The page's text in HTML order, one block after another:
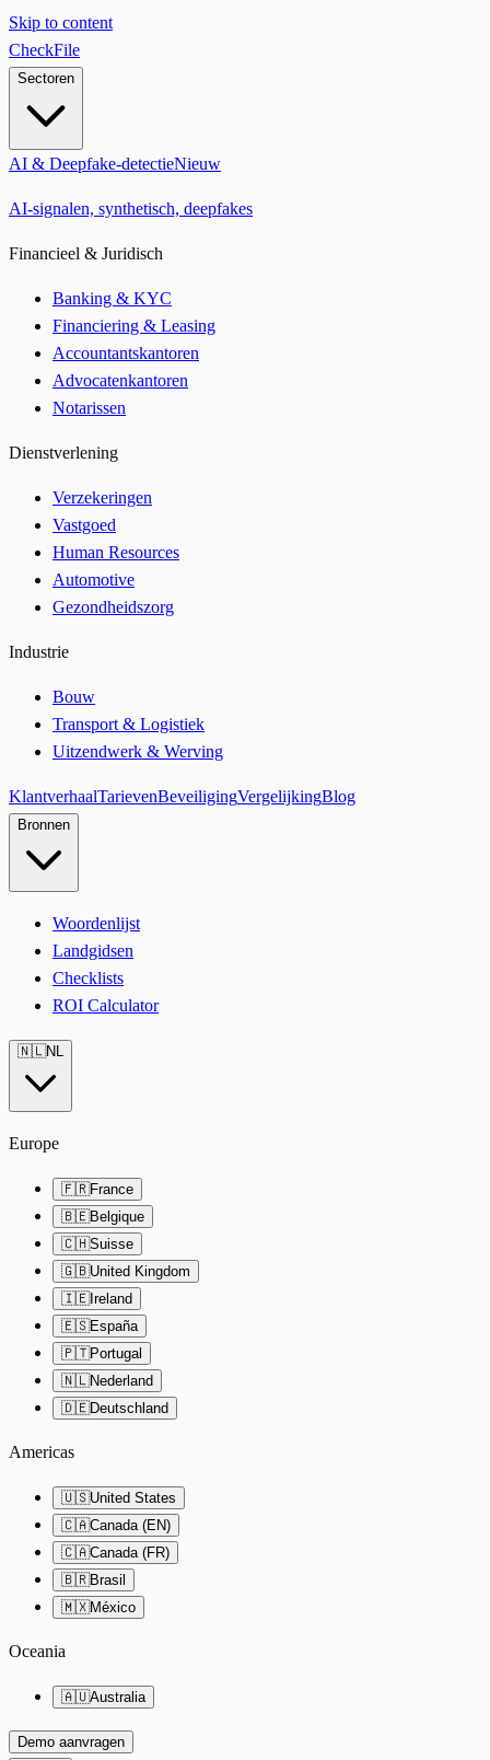
Skip to content
CheckFile
Sectoren
AI & Deepfake-detectieNieuw
AI-signalen, synthetisch, deepfakes
Financieel & Juridisch
Banking & KYC
Financiering & Leasing
Accountantskantoren
Advocatenkantoren
Notarissen
Dienstverlening
Verzekeringen
Vastgoed
Human Resources
Automotive
Gezondheidszorg
Industrie
Bouw
Transport & Logistiek
Uitzendwerk & Werving
KlantverhaalTarievenBeveiligingVergelijkingBlog
Bronnen
Woordenlijst
Landgidsen
Checklists
ROI Calculator
🇳🇱NL
Europe
🇫🇷France
🇧🇪Belgique
🇨🇭Suisse
🇬🇧United Kingdom
🇮🇪Ireland
🇪🇸España
🇵🇹Portugal
🇳🇱Nederland
🇩🇪Deutschland
Americas
🇺🇸United States
🇨🇦Canada (EN)
🇨🇦Canada (FR)
🇧🇷Brasil
🇲🇽México
Oceania
🇦🇺Australia
Demo aanvragen